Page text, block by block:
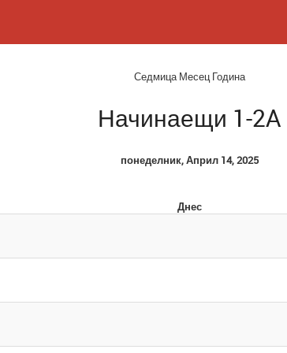
СедмицаМесецГодина
Начинаещи 1-2A
понеделник, Април 14, 2025
Днес